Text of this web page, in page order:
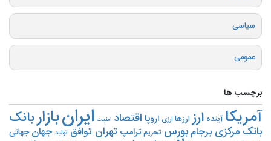
سیاسی
عمومی
برچسب ها
آمریکا آینده ارز ارزها ارزی اروپا اقتصاد امنیت ایرانبازار بانک
بانک مرکزی برجام بورس تحریم‌ ترامپ تهران توافق تولید جهان جهانی